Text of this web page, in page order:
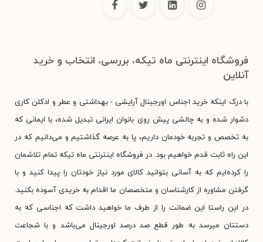
فروشگاه اینترنتی ماه تیکه، بررسی، انتخاب و خرید
آنلاین
با درک اینکه خرید اجناس اورجینال آرایشی - بهداشتی و عطر و ادکلن کاری
دشوار شده و به چالشی پیش روی بانوان ایرانی تبدیل شده، با ایمانی که
به تخصص و تجربه خودمان داریم، پا به عرصه گذاشتیم و می‌دانیم که در
این راه ثابت قدم خواهیم بود. در فروشگاه اینترنتی ماه تیکه تمام تلاشمان
را کرده‌ایم که به آسانی بتوانید کالای مورد نیاز خودتان را پیدا کنید و با
گرفتن مشاوره از کارشناسان و متخصصان ما اقدام به خریدی آسوده بکنید.
در این راستا این ضمانت را از طرف ما خواهید داشت که اجناسی که به
دستتان میرسد به طور قطع صد درصد اورجینال می‌باشد و با شجاعت